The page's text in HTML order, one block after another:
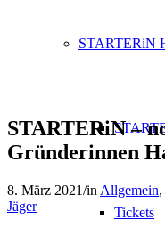
STARTERiN
Tickets
STARTERiN –
Gründerinnen
8. März 2021/in Allgemein,
Jäger